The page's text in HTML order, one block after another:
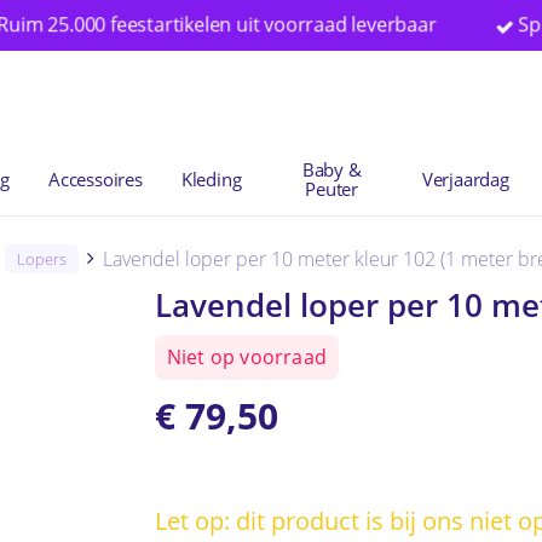
25.000 feestartikelen uit voorraad leverbaar
Accessoires Kleding
Baby &
Peuter
Verjaardag
Lopers Lavendel loper per 10 meter kleur 102 (1 meter
Lavendel loper per 10
Niet op voorraad
€79,50
Let op: dit product is bij ons niet